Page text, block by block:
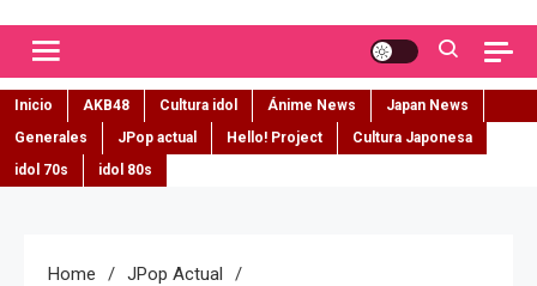
Inicio AKB48 Cultura idol Ánime News
Japan News
Generales
JPop actual Hello! Project
Cultura Japonesa
idol 70s
idol 80s
Home
JPop Actual